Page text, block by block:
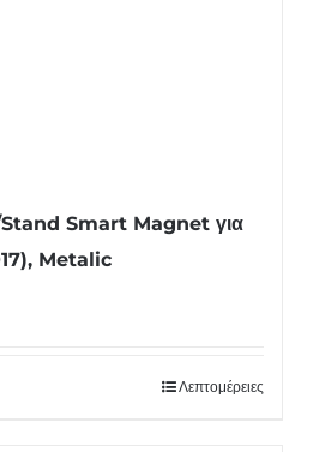
Smart Magnet για
Metalic
Λεπτομέρειες